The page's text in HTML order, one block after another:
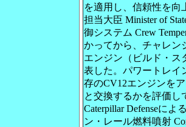
を適用し、信頼性を向
担当大臣 Minister of
御システム Crew
かってから、チャレン
エンジン（ビルド・ス
表した。パワートレイ
存のCV12エンジンを
と交換するかを評価し
Caterpillar Defenseに
ン・レール燃料噴射